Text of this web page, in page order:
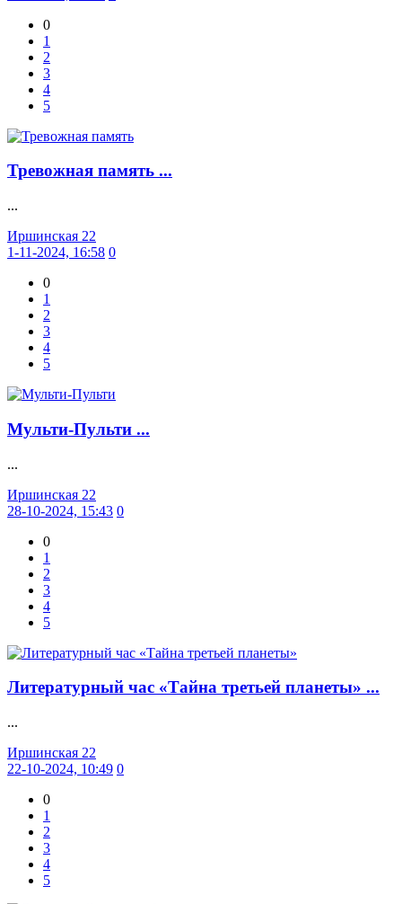
0
1
2
3
4
5
Тревожная память ...
...
Иршинская 22
1-11-2024, 16:58 0
0
1
2
3
4
5
Мульти-Пульти ...
...
Иршинская 22
28-10-2024, 15:43 0
0
1
2
3
4
5
Литературный час «Тайна третьей планеты» ...
...
Иршинская 22
22-10-2024, 10:49 0
0
1
2
3
4
5